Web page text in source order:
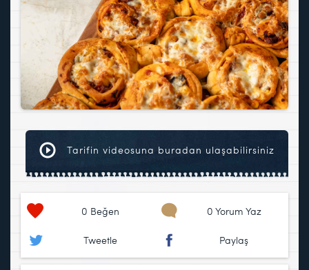
Tarifin videosuna buradan ulaşabilirsiniz
0 Beğen 0 Yorum Yaz
Tweetle Paylaş